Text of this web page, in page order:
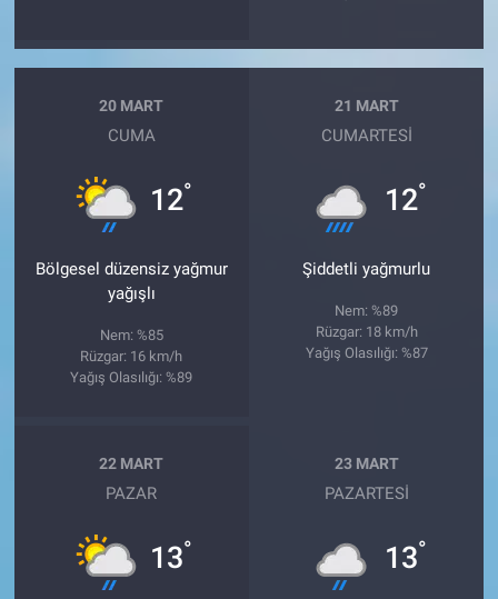
20 MART
CUMA
12°
Bölgesel düzensiz yağmur
yağışlı
Nem: %85
Rüzgar: 16 km/h
Yağış Olasılığı: %89
21 MART
CUMARTESI
12°
Şiddetli yağmurlu
Nem: %89
Rüzgar: 18 km/h
Yağış Olasılığı: %87
22 MART
PAZAR
13°
23 MART
PAZARTESI
13°